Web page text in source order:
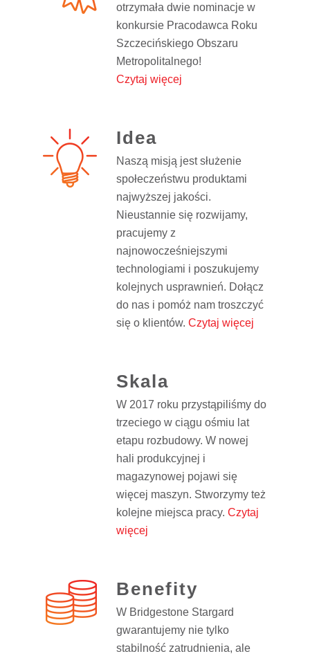
otrzymała dwie nominacje w
konkursie Pracodawca Roku
Szczecińskiego Obszaru
Metropolitalnego!
Czytaj więcej
Idea
Naszą misją jest służenie
społeczeństwu produktami
najwyższej jakości.
Nieustannie się rozwijamy,
pracujemy z
najnowocześniejszymi
technologiami i poszukujemy
kolejnych usprawnień. Dołącz
do nas i pomóż nam troszczyć
się o klientów. Czytaj więcej
Skala
W 2017 roku przystąpiliśmy do
trzeciego w ciągu ośmiu lat
etapu rozbudowy. W nowej
hali produkcyjnej i
magazynowej pojawi się
więcej maszyn. Stworzymy też
kolejne miejsca pracy. Czytaj
więcej
Benefity
W Bridgestone Stargard
gwarantujemy nie tylko
stabilność zatrudnienia, ale